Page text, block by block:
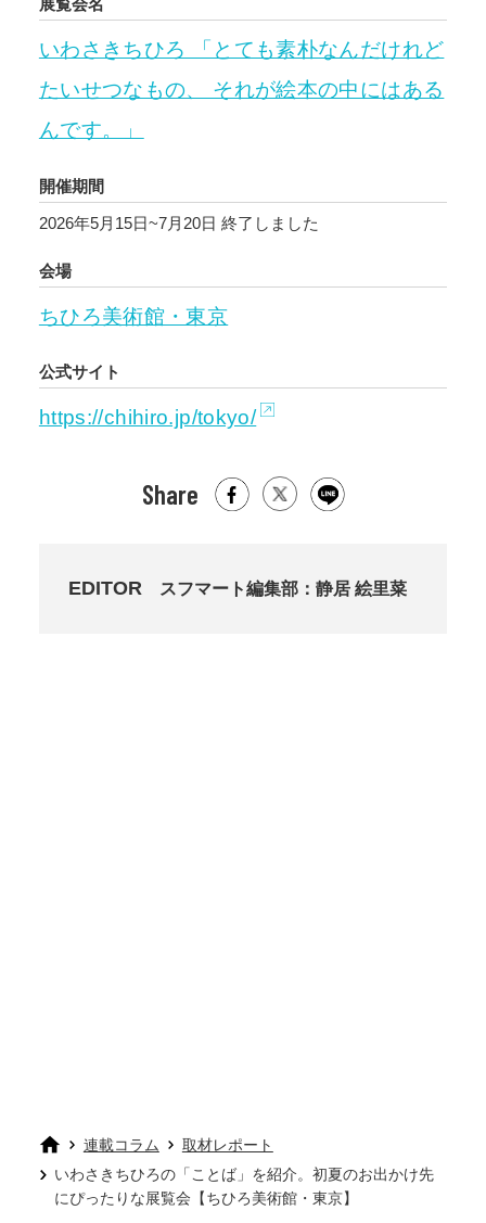
展覧会名
いわさきちひろ 「とても素朴なんだけれど
たいせつなもの、 それが絵本の中にはある
んです。」
開催期間
2026年5月15日~7月20日 終了しました
会場
ちひろ美術館・東京
公式サイト
https://chihiro.jp/tokyo/
Share
EDITOR スフマート編集部：静居 絵里菜
連載コラム
取材レポート
いわさきちひろの「ことば」を紹介。初夏のお出かけ先
にぴったりな展覧会【ちひろ美術館・東京】